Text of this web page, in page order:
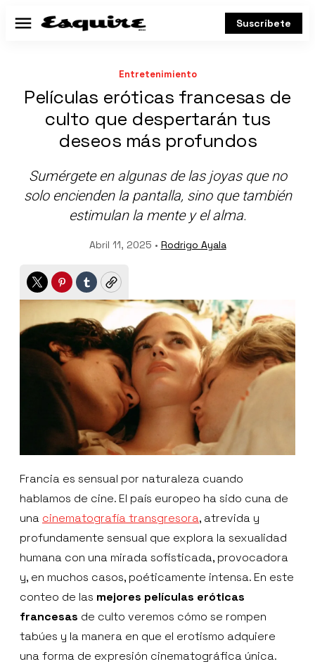
Menú Suscríbete
Entretenimiento
Películas eróticas francesas de
culto que despertarán tus
deseos más profundos
Sumérgete en algunas de las joyas que no
solo encienden la pantalla, sino que también
estimulan la mente y el alma.
Abril 11, 2025 • Rodrigo Ayala
TwitterPinterest
TumblrCopy
Francia es sensual por naturaleza cuando
hablamos de cine. El país europeo ha sido cuna de
una cinematografía transgresora, atrevida y
profundamente sensual que explora la sexualidad
humana con una mirada sofisticada, provocadora
y, en muchos casos, poéticamente intensa. En este
conteo de las mejores películas eróticas
francesas de culto veremos cómo se rompen
tabúes y la manera en que el erotismo adquiere
una forma de expresión cinematográfica única.